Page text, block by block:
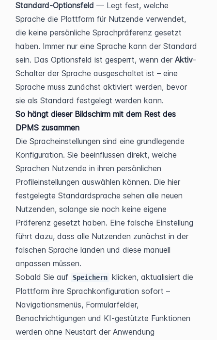
Standard-Optionsfeld — Legt fest, welche
Sprache die Plattform für Nutzende verwendet,
die keine persönliche Sprachpräferenz gesetzt
haben. Immer nur eine Sprache kann der Standard
sein. Das Optionsfeld ist gesperrt, wenn der Aktiv-
Schalter der Sprache ausgeschaltet ist – eine
Sprache muss zunächst aktiviert werden, bevor
sie als Standard festgelegt werden kann.
So hängt dieser Bildschirm mit dem Rest des
DPMS zusammen
Die Spracheinstellungen sind eine grundlegende
Konfiguration. Sie beeinflussen direkt, welche
Sprachen Nutzende in ihren persönlichen
Profileinstellungen auswählen können. Die hier
festgelegte Standardsprache sehen alle neuen
Nutzenden, solange sie noch keine eigene
Präferenz gesetzt haben. Eine falsche Einstellung
führt dazu, dass alle Nutzenden zunächst in der
falschen Sprache landen und diese manuell
anpassen müssen.
Sobald Sie auf
Speichern klicken, aktualisiert die
Plattform ihre Sprachkonfiguration sofort –
Navigationsmenüs, Formularfelder,
Benachrichtigungen und KI-gestützte Funktionen
werden ohne Neustart der Anwendung